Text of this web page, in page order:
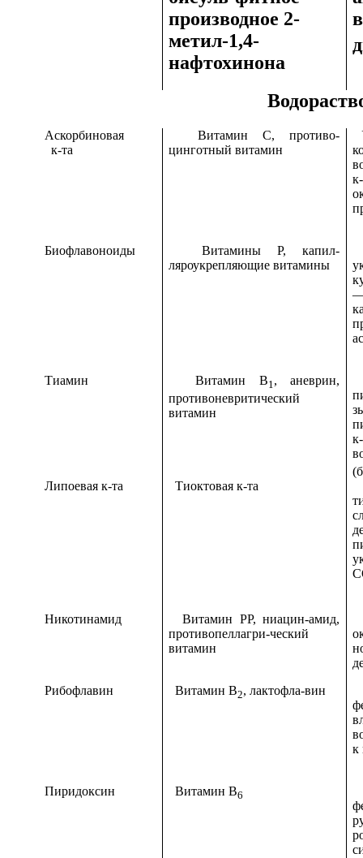
производное 2-
метил-1,4-
нафтохинона
Аскорбиновая
к-та
Витамин С, противо-
цинготный витамин
Биофлавоноиды
Витамины Р, капил-
ляроукрепляющие витамины
—
Тиамин Витамин В1, аневрин,
противоневритический
витамин
Липоевая к-та
Тиоктовая к-та
Никотинамид
Витамин PP, ниацин-амид,
противопеллагри-ческий
витамин
Рибофлавин
Витамин В2, лактофла-вин
к
Пиридоксин Витамин B6